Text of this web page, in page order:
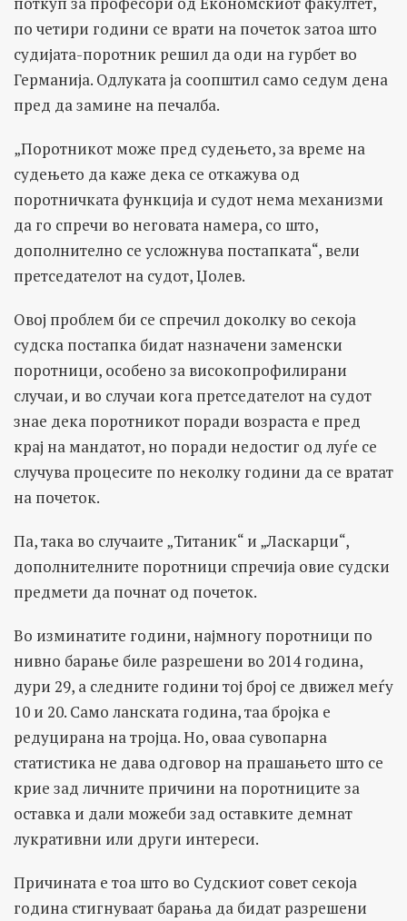
по четири години се врати на почеток затоа што
судијата-поротник решил да оди на гурбет во
Германија. Одлуката ја соопштил само седум дена
пред да замине на печалба.
„Поротникот може пред судењето, за време на
судењето да каже дека се откажува од
поротничката функција и судот нема механизми
да го спречи во неговата намера, со што,
дополнително се усложнува постапката“, вели
претседателот на судот, Џолев.
Овој проблем би се спречил доколку во секоја
судска постапка бидат назначени заменски
поротници, особено за високопрофилирани
случаи, и во случаи кога претседателот на судот
знае дека поротникот поради возраста е пред
крај на мандатот, но поради недостиг од луѓе се
случува процесите по неколку години да се вратат
на почеток.
Па, така во случаите „Титаник“ и „Ласкарци“,
дополнителните поротници спречија овие судски
предмети да почнат од почеток.
Во изминатите години, најмногу поротници по
нивно барање биле разрешени во 2014 година,
дури 29, а следните години тој број се движел меѓу
10 и 20. Само ланската година, таа бројка е
редуцирана на тројца. Но, оваа сувопарна
статистика не дава одговор на прашањето што се
крие зад личните причини на поротниците за
оставка и дали можеби зад оставките демнат
лукративни или други интереси.
Причината е тоа што во Судскиот совет секоја
година стигнуваат барања да бидат разрешени